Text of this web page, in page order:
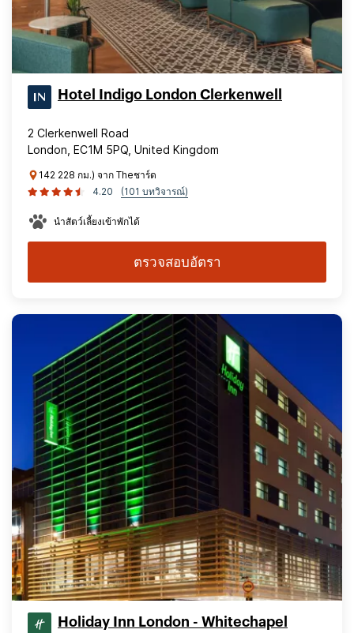
Hotel Indigo London Clerkenwell
2 Clerkenwell Road
London, EC1M 5PQ, United Kingdom
142 228 กม.) จาก Theชาร์ด
4.20
(101 บทวิจารณ์)
นำสัตว์เลี้ยงเข้าพักได้
ตรวจสอบอัตรา
Holiday Inn London - Whitechapel